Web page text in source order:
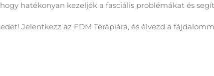
hatékonyan kezeljék a fasciális problémákat és
Jelentkezz az FDM Terápiára, és élvezd a